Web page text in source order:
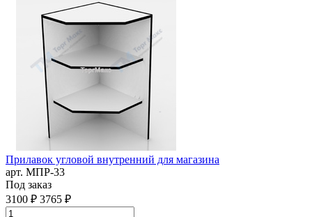
Прилавок угловой внутренний для магазина
арт. MПР-33
Под заказ
3100 ₽ 3765 ₽